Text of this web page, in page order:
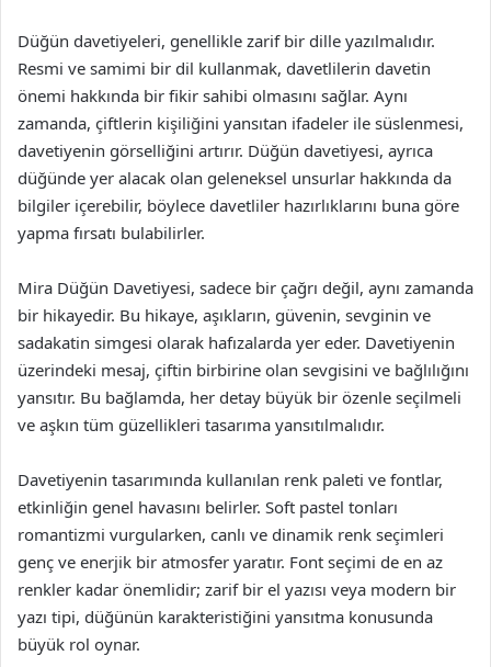
Düğün davetiyeleri, genellikle zarif bir dille yazılmalıdır.
Resmi ve samimi bir dil kullanmak, davetlilerin davetin
önemi hakkında bir fikir sahibi olmasını sağlar. Aynı
zamanda, çiftlerin kişiliğini yansıtan ifadeler ile süslenmesi,
davetiyenin görselliğini artırır. Düğün davetiyesi, ayrıca
düğünde yer alacak olan geleneksel unsurlar hakkında da
bilgiler içerebilir, böylece davetliler hazırlıklarını buna göre
yapma fırsatı bulabilirler.
Mira Düğün Davetiyesi, sadece bir çağrı değil, aynı zamanda
bir hikayedir. Bu hikaye, aşıkların, güvenin, sevginin ve
sadakatin simgesi olarak hafızalarda yer eder. Davetiyenin
üzerindeki mesaj, çiftin birbirine olan sevgisini ve bağlılığını
yansıtır. Bu bağlamda, her detay büyük bir özenle seçilmeli
ve aşkın tüm güzellikleri tasarıma yansıtılmalıdır.
Davetiyenin tasarımında kullanılan renk paleti ve fontlar,
etkinliğin genel havasını belirler. Soft pastel tonları
romantizmi vurgularken, canlı ve dinamik renk seçimleri
genç ve enerjik bir atmosfer yaratır. Font seçimi de en az
renkler kadar önemlidir; zarif bir el yazısı veya modern bir
yazı tipi, düğünün karakteristiğini yansıtma konusunda
büyük rol oynar.